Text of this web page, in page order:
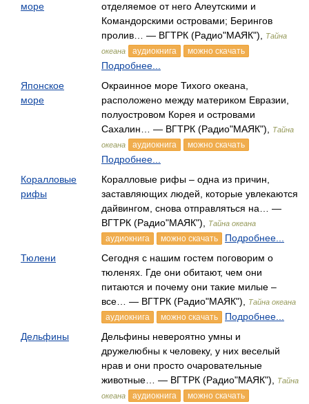
море
отделяемое от него Алеутскими и
Командорскими островами; Берингов
пролив… — ВГТРК (Радио"МАЯК"),
Тайна
океана
аудиокнига можно скачать
Подробнее...
Японское
море
Окраинное море Тихого океана,
расположено между материком Евразии,
полуостровом Корея и островами
Сахалин… — ВГТРК (Радио"МАЯК"),
Тайна
океана
аудиокнига можно скачать
Подробнее...
Коралловые
рифы
Коралловые рифы – одна из причин,
заставляющих людей, которые увлекаются
дайвингом, снова отправляться на… —
ВГТРК (Радио"МАЯК"),
Тайна океана
аудиокнига можно скачать
Подробнее...
Тюлени
Сегодня с нашим гостем поговорим о
тюленях. Где они обитают, чем они
питаются и почему они такие милые –
все… — ВГТРК (Радио"МАЯК"),
Тайна океана
аудиокнига можно скачать
Подробнее...
Дельфины
Дельфины невероятно умны и
дружелюбны к человеку, у них веселый
нрав и они просто очаровательные
животные… — ВГТРК (Радио"МАЯК"),
Тайна
океана
аудиокнига можно скачать